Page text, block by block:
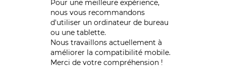
Pour une meilleure expérience,
nous vous recommandons
d'utiliser un ordinateur de bureau
ou une tablette.
Nous travaillons actuellement à
améliorer la compatibilité mobile.
Merci de votre compréhension !